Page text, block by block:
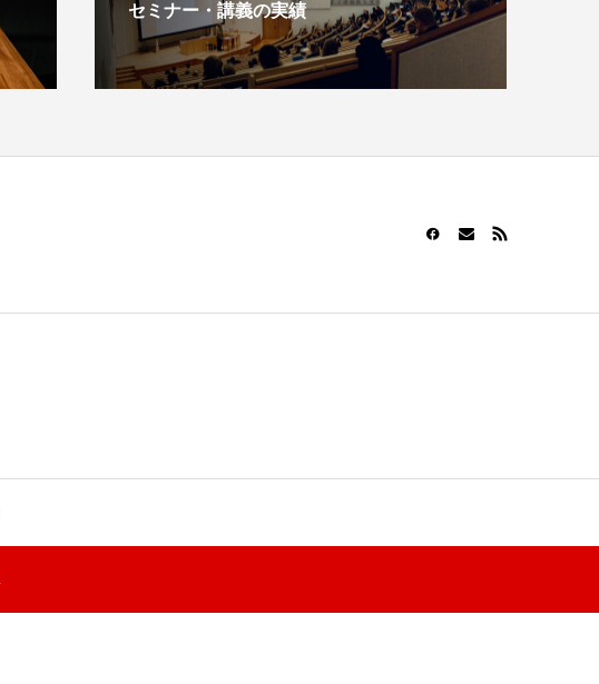
セミナー・講義の実績